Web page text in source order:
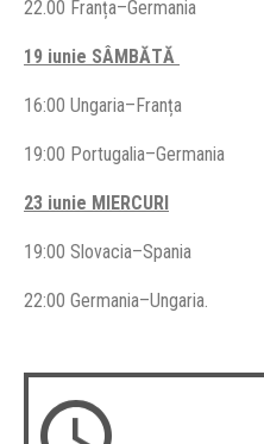
22.00 Franța–Germania
19 iunie SÂMBĂTĂ
16:00 Ungaria–Franța
19:00 Portugalia–Germania
23 iunie MIERCURI
19:00 Slovacia–Spania
22:00 Germania–Ungaria.